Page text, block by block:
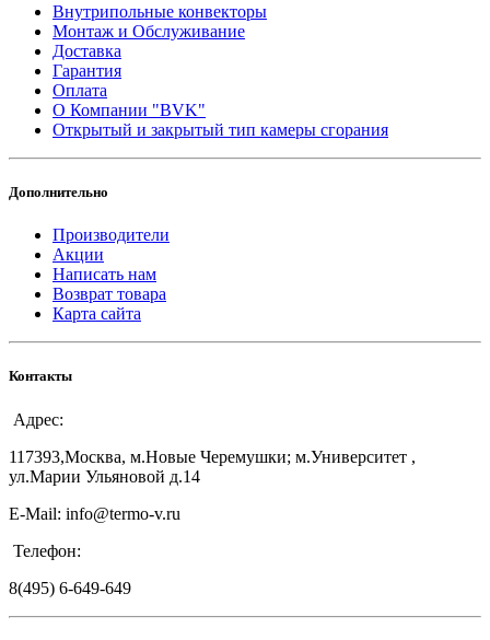
Внутрипольные конвекторы
Монтаж и Обслуживание
Доставка
Гарантия
Оплата
О Компании "BVK"
Открытый и закрытый тип камеры сгорания
Дополнительно
Производители
Акции
Написать нам
Возврат товара
Карта сайта
Контакты
Адрес:
117393,Москва, м.Новые Черемушки; м.Университет ,
ул.Марии Ульяновой д.14
E-Mail: info@termo-v.ru
Телефон:
8(495) 6-649-649